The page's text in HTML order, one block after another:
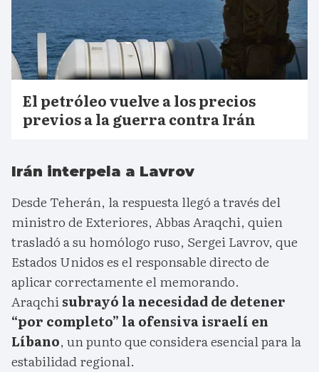
El petróleo vuelve a los precios
previos a la guerra contra Irán
Irán interpela a Lavrov
Desde Teherán, la respuesta llegó a través del
ministro de Exteriores, Abbas Araqchi, quien
trasladó a su homólogo ruso, Sergei Lavrov, que
Estados Unidos es el responsable directo de
aplicar correctamente el memorando.
Araqchisubrayó la necesidad de detener
“por completo” la ofensiva israelí en
Líbano, un punto que considera esencial para la
estabilidad regional.